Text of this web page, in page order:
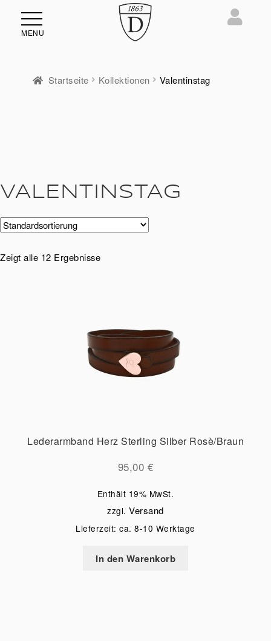
MENU
Startseite Kollektionen Valentinstag
VALENTINSTAG
Zeigt alle 12 Ergebnisse
Lederarmband Herz Sterling Silber Rosè/Braun
95,00 €
Enthält 19% MwSt.
zzgl.Versand
Lieferzeit: ca. 8-10 Werktage
In den Warenkorb